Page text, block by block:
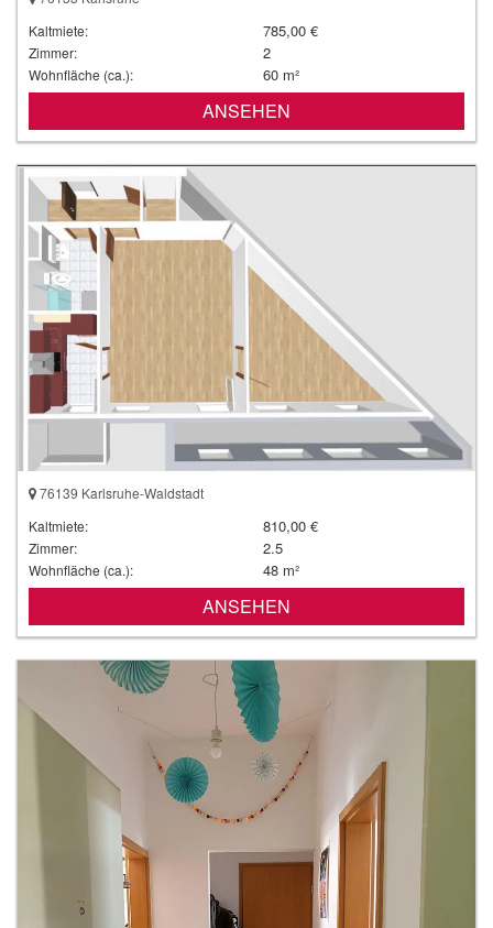
Kaltmiete:
785,00 €
Zimmer: 2
Wohnfläche (ca.): 60 m²
ANSEHEN
76139 Karlsruhe-Waldstadt
Kaltmiete:
810,00 €
Zimmer: 2.5
Wohnfläche (ca.): 48 m²
ANSEHEN